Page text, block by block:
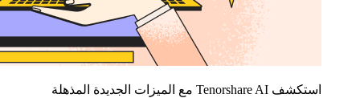
استكشف Tenorshare AI مع الميزات الجديدة المذهلة